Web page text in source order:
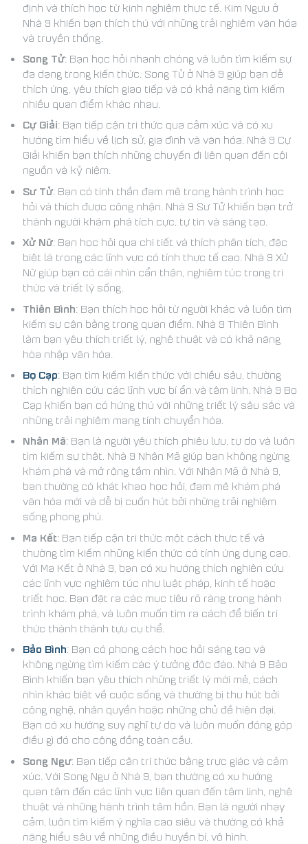
định và thích học từ kinh nghiệm thực tế. Kim Ngưu ở
Nhà 9 khiến bạn thích thú với những trải nghiệm văn hóa
và truyền thống.
Song Tử: Bạn học hỏi nhanh chóng và luôn tìm kiếm sự
đa dạng trong kiến thức. Song Tử ở Nhà 9 giúp bạn dễ
thích ứng, yêu thích giao tiếp và có khả năng tìm kiếm
nhiều quan điểm khác nhau.
Cự Giải: Bạn tiếp cận tri thức qua cảm xúc và có xu
hướng tìm hiểu về lịch sử, gia đình và văn hóa. Nhà 9 Cự
Giải khiến bạn thích những chuyến đi liên quan đến cội
nguồn và kỷ niệm.
Sư Tử: Bạn có tinh thần đam mê trong hành trình học
hỏi và thích được công nhận. Nhà 9 Sư Tử khiến bạn trở
thành người khám phá tích cực, tự tin và sáng tạo.
Xử Nữ: Bạn học hỏi qua chi tiết và thích phân tích, đặc
biệt là trong các lĩnh vực có tính thực tế cao. Nhà 9 Xử
Nữ giúp bạn có cái nhìn cẩn thận, nghiêm túc trong tri
thức và triết lý sống.
Thiên Bình: Bạn thích học hỏi từ người khác và luôn tìm
kiếm sự cân bằng trong quan điểm. Nhà 9 Thiên Bình
làm bạn yêu thích triết lý, nghệ thuật và có khả năng
hòa nhập văn hóa.
Bọ Cạp: Bạn tìm kiếm kiến thức với chiều sâu, thường
thích nghiên cứu các lĩnh vực bí ẩn và tâm linh. Nhà 9 Bọ
Cạp khiến bạn có hứng thú với những triết lý sâu sắc và
những trải nghiệm mang tính chuyển hóa.
Nhân Mã: Bạn là người yêu thích phiêu lưu, tự do và luôn
tìm kiếm sự thật. Nhà 9 Nhân Mã giúp bạn không ngừng
khám phá và mở rộng tầm nhìn. Với Nhân Mã ở Nhà 9,
bạn thường có khát khao học hỏi, đam mê khám phá
văn hóa mới và dễ bị cuốn hút bởi những trải nghiệm
sống phong phú.
Ma Kết: Bạn tiếp cận tri thức một cách thực tế và
thường tìm kiếm những kiến thức có tính ứng dụng cao.
Với Ma Kết ở Nhà 9, bạn có xu hướng thích nghiên cứu
các lĩnh vực nghiêm túc như luật pháp, kinh tế hoặc
triết học. Bạn đặt ra các mục tiêu rõ ràng trong hành
trình khám phá, và luôn muốn tìm ra cách để biến tri
thức thành thành tựu cụ thể.
Bảo Bình: Bạn có phong cách học hỏi sáng tạo và
không ngừng tìm kiếm các ý tưởng độc đáo. Nhà 9 Bảo
Bình khiến bạn yêu thích những triết lý mới mẻ, cách
nhìn khác biệt về cuộc sống và thường bị thu hút bởi
công nghệ, nhân quyền hoặc những chủ đề hiện đại.
Bạn có xu hướng suy nghĩ tự do và luôn muốn đóng góp
điều gì đó cho cộng đồng toàn cầu.
Song Ngư: Bạn tiếp cận tri thức bằng trực giác và cảm
xúc. Với Song Ngư ở Nhà 9, bạn thường có xu hướng
quan tâm đến các lĩnh vực liên quan đến tâm linh, nghệ
thuật và những hành trình tâm hồn. Bạn là người nhạy
cảm, luôn tìm kiếm ý nghĩa cao siêu và thường có khả
năng hiểu sâu về những điều huyền bí, vô hình.